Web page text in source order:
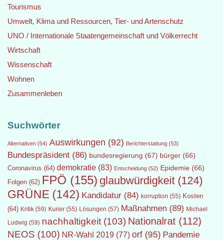
Tourismus
Umwelt, Klima und Ressourcen, Tier- und Artenschutz
UNO / Internationale Staatengemeinschaft und Völkerrecht
Wirtschaft
Wissenschaft
Wohnen
Zusammenleben
Suchwörter
Alternativen (54) Auswirkungen (92) Berichterstattung (53)
Bundespräsident (86) bundesregierung (67) bürger (66)
Coronavirus (64) demokratie (83) Entscheidung (52) Epidemie (66)
Folgen (62) FPÖ (155) glaubwürdigkeit (124)
GRÜNE (142) Kandidatur (84) korruption (55) Kosten
(64) Kritik (59) Kurier (55) Lösungen (57) Maßnahmen (89) Michael
Ludwig (59) nachhaltigkeit (103) Nationalrat (112)
NEOS (100) NR-Wahl 2019 (77) orf (95) Pandemie